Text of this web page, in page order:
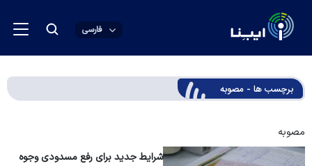
فارسی
برچسب ها - مصوبه
مصوبه
شرایط جدید برای رفع مسدودی وجوه